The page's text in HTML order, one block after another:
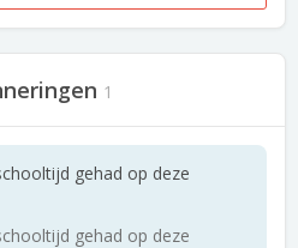
1
gehad op deze
gehad op deze